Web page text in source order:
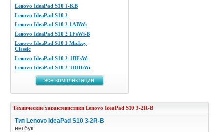
Lenovo IdeaPad S10 1-KB
Lenovo IdeaPad S10 2
Lenovo IdeaPad S10 2 1ABWi
Lenovo IdeaPad S10 2 1FsWi-B
Lenovo IdeaPad S10 2 Mickey
Classic
Lenovo IdeaPad S10 2-1BFsWi
Lenovo IdeaPad S10 2-1BHbWi
все комплектации
Технические характеристики Lenovo IdeaPad S10 3-2R-B
Тип Lenovo IdeaPad S10 3-2R-B
нетбук